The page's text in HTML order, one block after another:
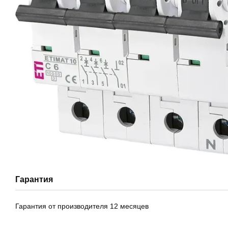
Гарантия
Гарантия от производителя 12 месяцев